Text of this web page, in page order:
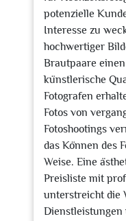
potenzielle
Interesse zu
hochwertiger
Brautpaare
künstlerische
Fotografen
Fotos von
Fotoshootings
das Können des
Weise. Eine
Preisliste mit
unterstreicht die
Dienstleistungen